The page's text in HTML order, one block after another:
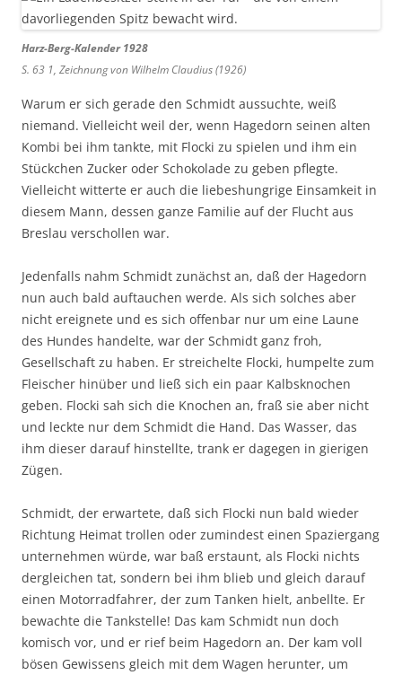
Harz-Berg-Kalender 1928
S. 63 1, Zeichnung von Wilhelm Claudius (1926)
Warum er sich gerade den Schmidt aussuchte, weiß
niemand. Vielleicht weil der, wenn Hagedorn seinen alten
Kombi bei ihm tankte, mit Flocki zu spielen und ihm ein
Stückchen Zucker oder Schokolade zu geben pflegte.
Vielleicht witterte er auch die liebeshungrige Einsamkeit in
diesem Mann, dessen ganze Familie auf der Flucht aus
Breslau verschollen war.
Jedenfalls nahm Schmidt zunächst an, daß der Hagedorn
nun auch bald auftauchen werde. Als sich solches aber
nicht ereignete und es sich offenbar nur um eine Laune
des Hundes handelte, war der Schmidt ganz froh,
Gesellschaft zu haben. Er streichelte Flocki, humpelte zum
Fleischer hinüber und ließ sich ein paar Kalbsknochen
geben. Flocki sah sich die Knochen an, fraß sie aber nicht
und leckte nur dem Schmidt die Hand. Das Wasser, das
ihm dieser darauf hinstellte, trank er dagegen in gierigen
Zügen.
Schmidt, der erwartete, daß sich Flocki nun bald wieder
Richtung Heimat trollen oder zumindest einen Spaziergang
unternehmen würde, war baß erstaunt, als Flocki nichts
dergleichen tat, sondern bei ihm blieb und gleich darauf
einen Motorradfahrer, der zum Tanken hielt, anbellte. Er
bewachte die Tankstelle! Das kam Schmidt nun doch
komisch vor, und er rief beim Hagedorn an. Der kam voll
bösen Gewissens gleich mit dem Wagen herunter, um